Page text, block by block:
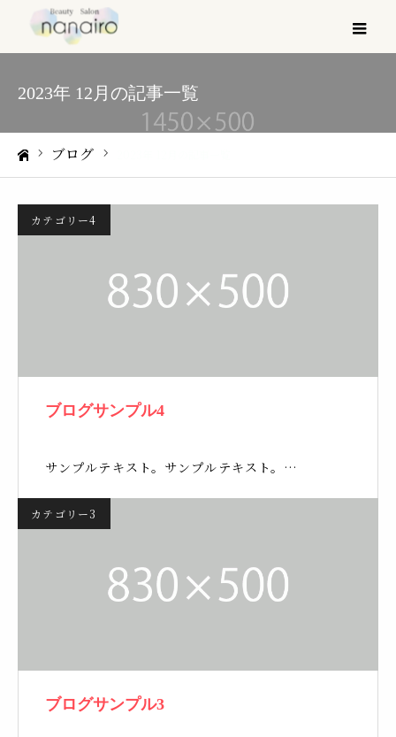
2023年 12月の記事一覧
ーム
ブログ
カテゴリー4
ブログサンプル4
サンプルテキスト。サンプルテキスト。…
カテゴリー3
ブログサンプル3